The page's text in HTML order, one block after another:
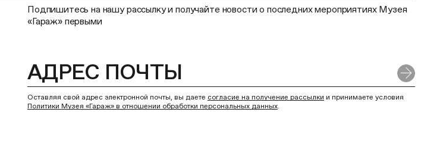
Подпишитесь на нашу рассылку и получайте новости о последних мероприятиях Музея
«Гараж» первыми
Оставляя свой адрес электронной почты, вы даете согласие на получение рассылки и принимаете условия
Политики Музея «Гараж» в отношении обработки персональных данных.